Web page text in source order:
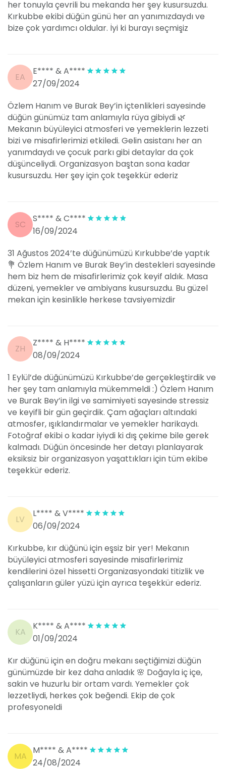
her tonuyla çevrili bu mekanda her şey kusursuzdu.
Kırkubbe ekibi düğün günü her an yanımızdaydı ve
bize çok yardımcı oldular. İyi ki burayı seçmişiz
EA
E**** & A****
27/09/2024
Özlem Hanım ve Burak Bey’in içtenlikleri sayesinde
düğün günümüz tam anlamıyla rüya gibiydi 🌿
Mekanın büyüleyici atmosferi ve yemeklerin lezzeti
bizi ve misafirlerimizi etkiledi. Gelin asistanı her an
yanımdaydı ve çocuk parkı gibi detaylar da çok
düşünceliydi. Organizasyon baştan sona kadar
kusursuzdu. Her şey için çok teşekkür ederiz
SC
S**** & C****
16/09/2024
31 Ağustos 2024’te düğünümüzü Kırkubbe’de yaptık
💐 Özlem Hanım ve Burak Bey’in destekleri sayesinde
hem biz hem de misafirlerimiz çok keyif aldık. Masa
düzeni, yemekler ve ambiyans kusursuzdu. Bu güzel
mekan için kesinlikle herkese tavsiyemizdir
ZH
Z**** & H****
08/09/2024
1 Eylül’de düğünümüzü Kırkubbe’de gerçekleştirdik ve
her şey tam anlamıyla mükemmeldi :) Özlem Hanım
ve Burak Bey’in ilgi ve samimiyeti sayesinde stressiz
ve keyifli bir gün geçirdik. Çam ağaçları altındaki
atmosfer, ışıklandırmalar ve yemekler harikaydı.
Fotoğraf ekibi o kadar iyiydi ki dış çekime bile gerek
kalmadı. Düğün öncesinde her detayı planlayarak
eksiksiz bir organizasyon yaşattıkları için tüm ekibe
teşekkür ederiz.
LV
L**** & V****
06/09/2024
Kırkubbe, kır düğünü için eşsiz bir yer! Mekanın
büyüleyici atmosferi sayesinde misafirlerimiz
kendilerini özel hissetti Organizasyondaki titizlik ve
çalışanların güler yüzü için ayrıca teşekkür ederiz.
KA
K**** & A****
01/09/2024
Kır düğünü için en doğru mekanı seçtiğimizi düğün
günümüzde bir kez daha anladık 🌸 Doğayla iç içe,
sakin ve huzurlu bir ortam vardı. Yemekler çok
lezzetliydi, herkes çok beğendi. Ekip de çok
profesyoneldi
MA
M**** & A****
24/08/2024